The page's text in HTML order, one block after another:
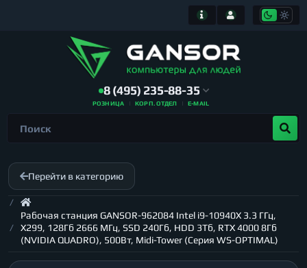
8 (495) 235-88-35
РОЗНИЦА КОРП. ОТДЕЛ E-MAIL
Перейти в категорию
Рабочая станция GANSOR-962084 Intel i9-10940X 3.3 ГГц,
X299, 128Гб 2666 МГц, SSD 240Гб, HDD 3Тб, RTX 4000 8Гб
(NVIDIA QUADRO), 500Вт, Midi-Tower (Серия WS-OPTIMAL)